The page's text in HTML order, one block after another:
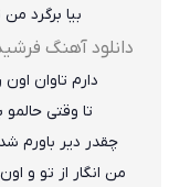
بیا برگرد
دانلود آهنگ
دارم تاوان
تا وقتی
چقدر دیر باورم
من انگار از تو و